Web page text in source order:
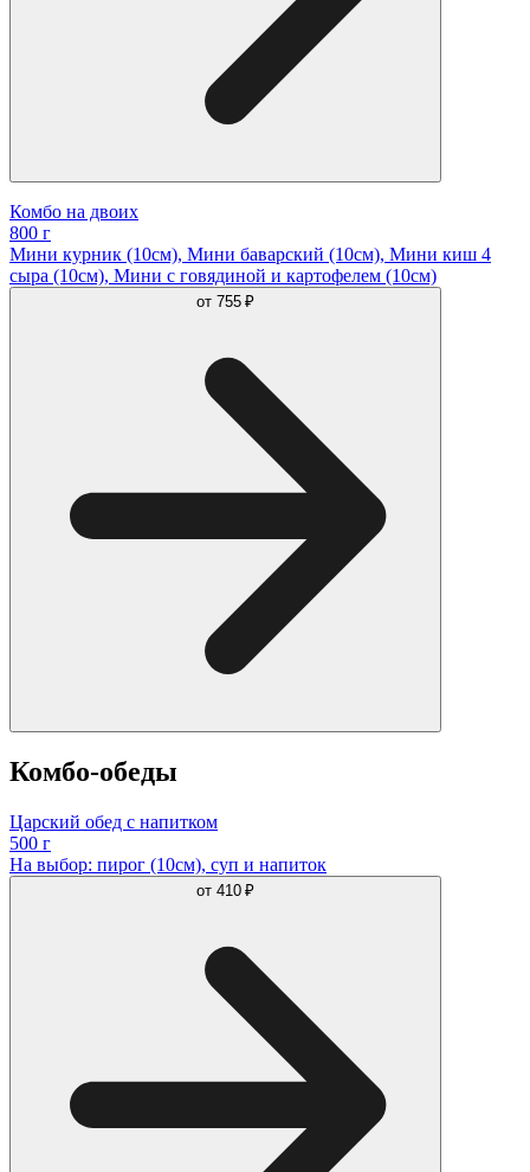
Комбо на двоих
800 г
Мини курник (10см), Мини баварский (10см), Мини киш 4
сыра (10см), Мини с говядиной и картофелем (10см)
от 755 ₽
Комбо-обеды
Царский обед с напитком
500 г
На выбор: пирог (10см), суп и напиток
от 410 ₽